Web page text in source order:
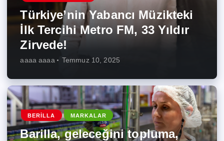
Türkiye’nin Yabancı Müzikteki
İlk Tercihi Metro FM, 33 Yıldır
Zirvede!
aaaa aaaa Temmuz 10, 2025
BERILLA MARKALAR
Barilla, geleceğini topluma,